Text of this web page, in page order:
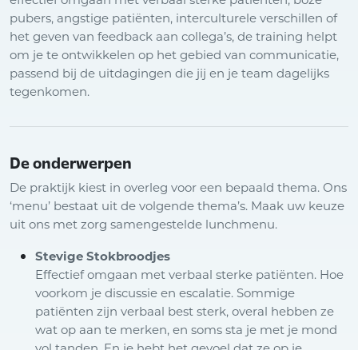
pubers, angstige patiënten, interculturele verschillen of
het geven van feedback aan collega’s, de training helpt
om je te ontwikkelen op het gebied van communicatie,
passend bij de uitdagingen die jij en je team dagelijks
tegenkomen.
De onderwerpen
De praktijk kiest in overleg voor een bepaald thema. Ons
‘menu’ bestaat uit de volgende thema’s. Maak uw keuze
uit ons met zorg samengestelde lunchmenu.
Stevige Stokbroodjes
Effectief omgaan met verbaal sterke patiënten. Hoe
voorkom je discussie en escalatie. Sommige
patiënten zijn verbaal best sterk, overal hebben ze
wat op aan te merken, en soms sta je met je mond